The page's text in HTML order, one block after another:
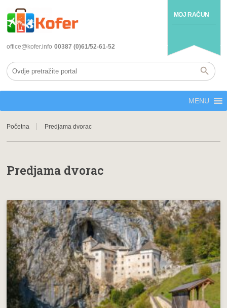
MOJ RAČUN
office@kofer.info 00387 (0)61/52-61-52
MENU
Početna Predjama dvorac
Predjama dvorac